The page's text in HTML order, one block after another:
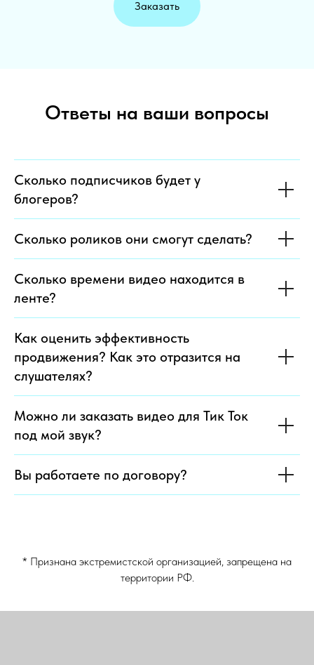
Заказать
Ответы на ваши вопросы
Сколько подписчиков будет у
блогеров?
Сколько роликов они смогут сделать?
Сколько времени видео находится в
ленте?
Как оценить эффективность
продвижения? Как это отразится на
слушателях?
Можно ли заказать видео для Тик Ток
под мой звук?
Вы работаете по договору?
* Признана экстремистской организацией, запрещена на
территории РФ.